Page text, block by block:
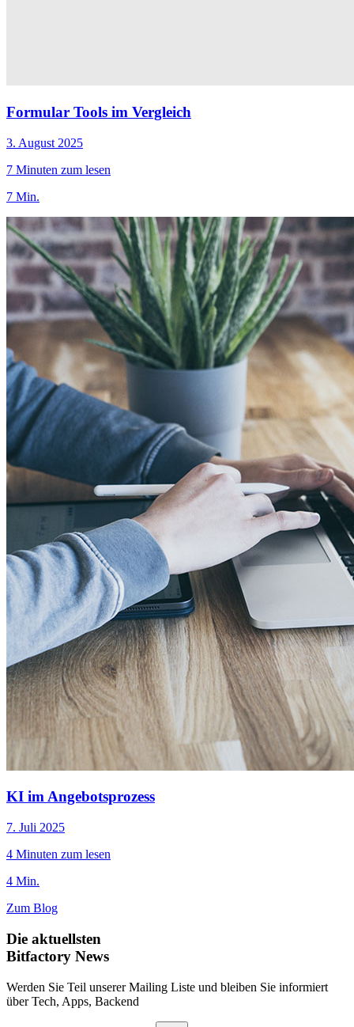
Formular Tools im Vergleich
3. August 2025
7 Minuten zum lesen
7 Min.
KI im Angebotsprozess
7. Juli 2025
4 Minuten zum lesen
4 Min.
Zum Blog
Die aktuellsten
Bitfactory News
Werden Sie Teil unserer Mailing Liste und bleiben Sie informiert
über Tech, Apps, Backend